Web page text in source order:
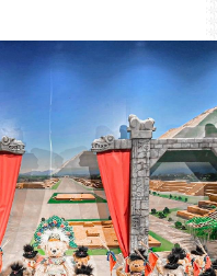
CÓ TẠI GOLDEN FLIGHT
NGẮM HOA ANH ĐÀO&